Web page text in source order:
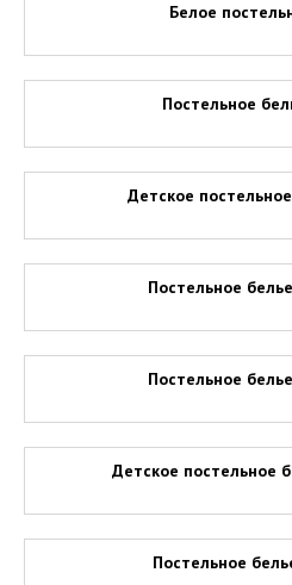
Белое
Постельное
Детское
Постельное
Постельное
Детское постельное
Постельное